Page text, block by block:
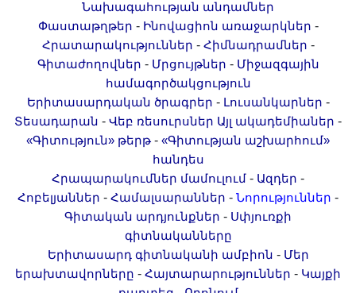
Նախագահության անդամներ
Փաստաթղթեր - Ինովացիոն առաջարկներ -
Հրատարակություններ - Հիմնադրամներ -
Գիտաժողովներ - Մրցույթներ - Միջազգային
համագործակցություն
Երիտասարդական ծրագրեր - Լուսանկարներ -
Տեսադարան - Վեբ ռեսուրսներ Այլ ակադեմիաներ -
«Գիտություն» թերթ - «Գիտության աշխարհում»
հանդես
Հրապարակումներ մամուլում - Ազդեր -
Հոբելյաններ - Համալսարաններ - Նորություններ -
Գիտական արդյունքներ - Սփյուռքի
գիտնականները
Երիտասարդ գիտնականի ամբիոն - Մեր
երախտավորները - Հայտարարություններ - Կայքի